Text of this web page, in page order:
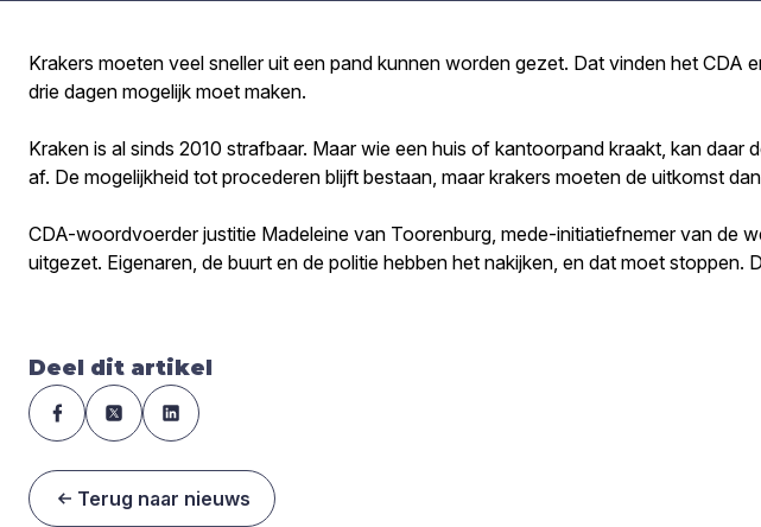
Krakers moeten veel sneller uit een pand kunnen worden gezet. Dat vinden het
drie dagen mogelijk moet maken.
Kraken is al sinds 2010 strafbaar. Maar wie een huis of kantoorpand kraakt, kan
af. De mogelijkheid tot procederen blijft bestaan, maar krakers moeten de uitkomst
CDA-woordvoerder justitie Madeleine van Toorenburg, mede-initiatiefnemer van de
uitgezet. Eigenaren, de buurt en de politie hebben het nakijken, en dat moet stoppen.
Deel dit artikel
Terug naar nieuws